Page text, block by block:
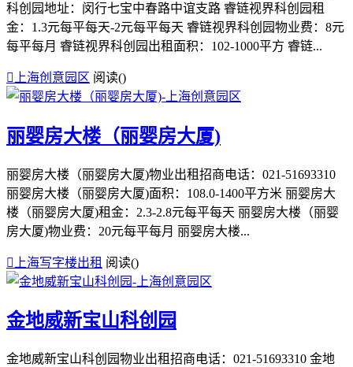
科创园地址：闵行七宝中春路中谊支路 睿链视界科创园租
金：1.3元每平每天-2元每平每天 睿链视界科创园物业费：8元
每平每月 睿链视界科创园出租面积：102-1000平方 睿链...
 上海创意园区 阅读()
丽婴房大楼（丽婴房大厦)
丽婴房大楼（丽婴房大厦)物业出租招商电话：021-51693310
丽婴房大楼（丽婴房大厦)面积：108.0-1400平方米 丽婴房大
楼（丽婴房大厦)租金：2.3-2.8元每平每天 丽婴房大楼（丽婴
房大厦)物业费：20元每平每月 丽婴房大楼...
 上海写字楼出租 阅读()
金地威新宝山科创园
金地威新宝山科创园物业出租招商电话：021-51693310 金地